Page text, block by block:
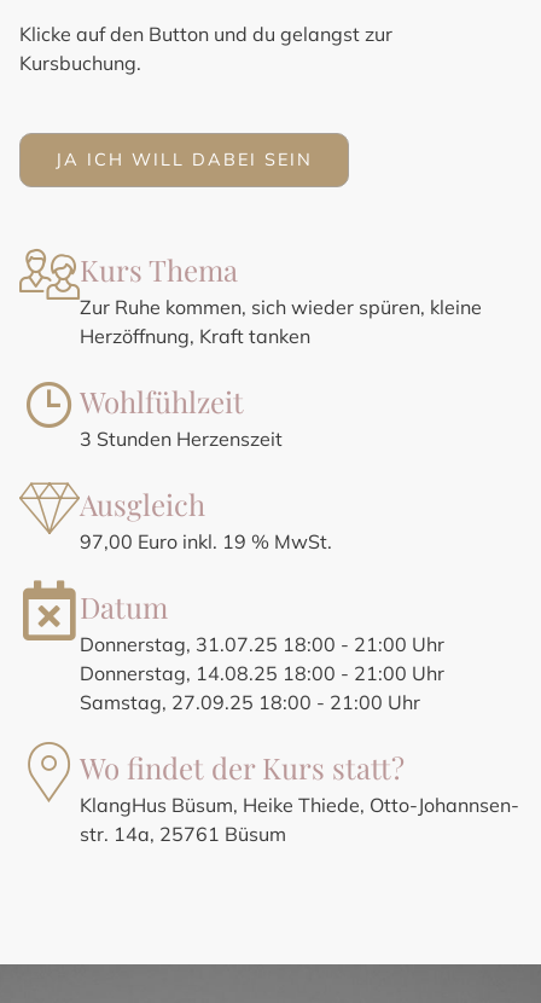
Klicke auf den Button und du gelangst zur
Kursbuchung.
JA ICH WILL DABEI SEIN
Kurs Thema
Zur Ruhe kommen, sich wieder spüren, kleine
Herzöffnung, Kraft tanken
Wohlfühlzeit
3 Stunden Herzenszeit
Ausgleich
97,00 Euro inkl. 19 % MwSt.
Datum
Donnerstag, 31.07.25 18:00 - 21:00 Uhr
Donnerstag, 14.08.25 18:00 - 21:00 Uhr
Samstag, 27.09.25 18:00 - 21:00 Uhr
Wo findet der Kurs statt?
KlangHus Büsum, Heike Thiede, Otto-Johannsen-
str. 14a, 25761 Büsum